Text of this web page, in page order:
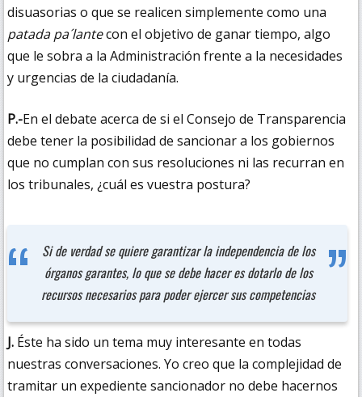
disuasorias o que se realicen simplemente como una
patada pa´lantecon el objetivo de ganar tiempo, algo
que le sobra a la Administración frente a la necesidades
y urgencias de la ciudadanía.
P.-En el debate acerca de si el Consejo de Transparencia
debe tener la posibilidad de sancionar a los gobiernos
que no cumplan con sus resoluciones ni las recurran en
los tribunales, ¿cuál es vuestra postura?
Si de verdad se quiere garantizar la independencia de los
órganos garantes, lo que se debe hacer es dotarlo de los
recursos necesarios para poder ejercer sus competencias
J. Éste ha sido un tema muy interesante en todas
nuestras conversaciones. Yo creo que la complejidad de
tramitar un expediente sancionador no debe hacernos